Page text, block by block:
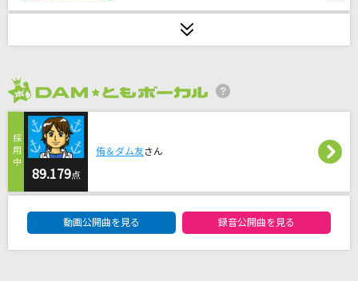
RADWIMPS
[生音]向日葵
夏目友人帳メドレー
DKオリジナルメドレー
どこまでも ～How Far I'll Go～
屋比久知奈
89.179点
侑＆ダム友さん
動画公開曲を見る 録音公開曲を見る